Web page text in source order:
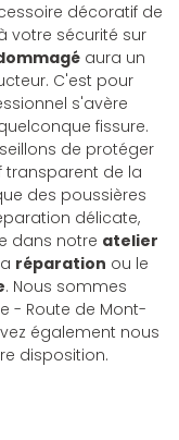
décoratif de
votre sécurité sur
aura un
C'est pour
s'avère
fissure.
de protéger
de la
des poussières
délicate,
dans notre atelier
réparation ou le
. Nous sommes
- Route de Mont-
également nous
disposition.